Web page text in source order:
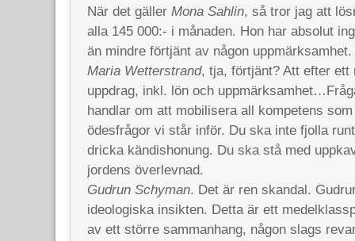
När det gäller Mona Sahlin, så tror jag att
alla 145 000:- i månaden. Hon har absolut
än mindre förtjänt av någon uppmärksamhet.
Maria Wetterstrand, tja, förtjänt? Att efter
uppdrag, inkl. lön och
handlar om att mobilisera all kompetens
ödesfrågor vi står inför. Du ska inte fjolla
dricka kändishonung. Du ska stå med
jordens överlevnad.
Gudrun Schyman. Det är ren skandal.
ideologiska insikten. Detta är ett
av ett större sammanhang, någon slags